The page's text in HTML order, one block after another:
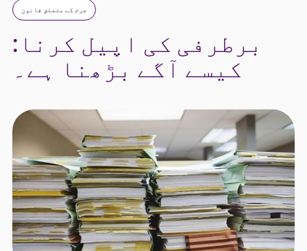
جرم کے متعلق قانون
برطرفی کی اپیل کرنا:
کیسے آگے بڑھنا ہے۔